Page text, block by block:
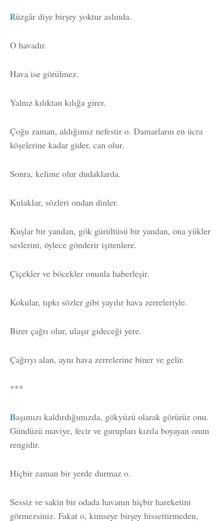
Rüzgâr diye birşey yoktur aslında.
O havadır.
Hava ise görülmez.
Yalnız kılıktan kılığa girer.
Çoğu zaman, aldığımız nefestir o. Damarların en ücra
köşelerine kadar gider, can olur.
Sonra, kelime olur dudaklarda.
Kulaklar, sözleri ondan dinler.
Kuşlar bir yandan, gök gürültüsü bir yandan, ona yükler
seslerini, öylece gönderir işitenlere.
Çiçekler ve böcekler onunla haberleşir.
Kokular, tıpkı sözler gibi yayılır hava zerreleriyle.
Birer çağrı olur, ulaşır gideceği yere.
Çağrıyı alan, aynı hava zerrelerine biner ve gelir.
***
Başımızı kaldırdığımızda, gökyüzü olarak görürüz onu.
Gündüzü maviye, fecir ve gurupları kızıla boyayan onun
rengidir.
Hiçbir zaman bir yerde durmaz o.
Sessiz ve sakin bir odada havanın hiçbir hareketini
görmezsiniz. Fakat o, kimseye birşey hissettirmeden,